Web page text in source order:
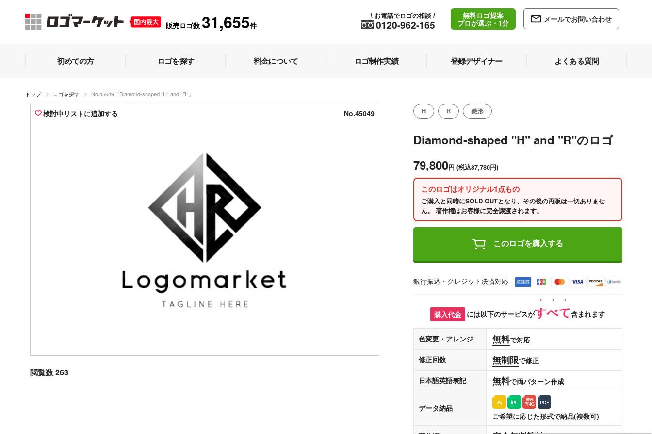
販売ロゴ数 31,655件 0120-962-165
\ お電話でロゴの相談 /
無料ロゴ提案
プロが選ぶ・1分
メールでお問い合わせ
初めての方 ロゴを探す 料金について ロゴ制作実績 登録デザイナー よくある質問
トップ ロゴを探す No.45049「Diamond-shaped "H" and "R"」
検討中リストに追加する No.45049
閲覧数 263
H R 菱形
Diamond-shaped "H" and "R"のロゴ
79,800円 (税込87,780円)
このロゴはオリジナル1点もの
ご購入と同時にSOLD OUTとなり、その後の再販は一切ありませ
ん。 著作権はお客様に完全譲渡されます。
このロゴを購入する
銀行振込・クレジット決済対応
購入代金 には以下のサービスがすべて含まれます
色変更・アレンジ 無料で対応
修正回数 無制限で修正
日本語英語表記 無料で両パターン作成
データ納品
ご希望に応じた形式で納品(複数可)